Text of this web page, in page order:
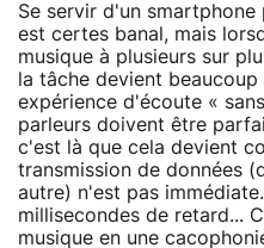
Se servir d'un
est certes banal, mais
musique à plusieurs sur
la tâche devient
expérience d'écoute «
parleurs doivent être
c'est là que cela devient
transmission de données
autre) n'est pas
millisecondes de retard...
musique en une